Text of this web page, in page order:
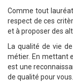
Comme tout
respect de ces
et à proposer des
La qualité de vie
métier. En mettant
est une
de qualité pour vous.